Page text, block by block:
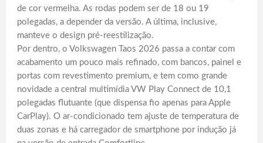
de cor vermelha. As rodas podem ser de 18 ou 19
polegadas, a depender da versão. A última, inclusive,
manteve o design pré-reestilização.
Por dentro, o Volkswagen Taos 2026 passa a contar com
acabamento um pouco mais refinado, com bancos, painel e
portas com revestimento premium, e tem como grande
novidade a central multimídia VW Play Connect de 10,1
polegadas flutuante (que dispensa fio apenas para Apple
CarPlay). O ar-condicionado tem ajuste de temperatura de
duas zonas e há carregador de smartphone por indução já